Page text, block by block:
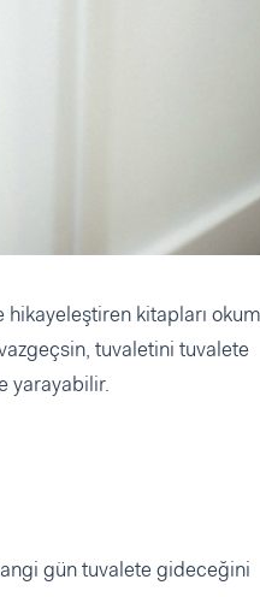
kitapları
tuvaletini tuvalete
yarayabilir.
gün tuvalete gideceğini